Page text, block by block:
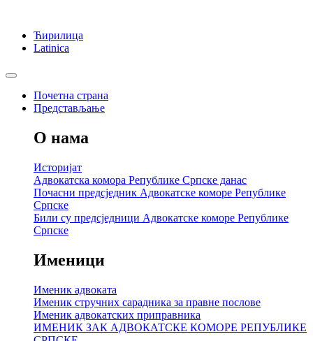
Ћирилица
Latinica
Почетна страна
Представљање
О нама
Историјат
Адвокатска комора Републике Српске данас
Почасни предсједник Адвокатске коморе Републике
Српске
Били су предсједници Адвокатске коморе Републике
Српске
Именици
Именик адвоката
Именик стручних сарадника за правне послове
Именик адвокатских приправника
ИМЕНИК ЗАК АДВОКАТСКЕ КОМОРЕ РЕПУБЛИКЕ